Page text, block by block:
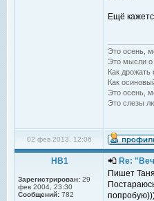
Ещё
Это осень,
Это мысли о
Как
Как
Это осень,
Это слезы
02 фев 2013, 12:06
НВ1
Зарегистрирован: 29
фев 2004, 23:30
Сообщений: 782
Re:
Пишет